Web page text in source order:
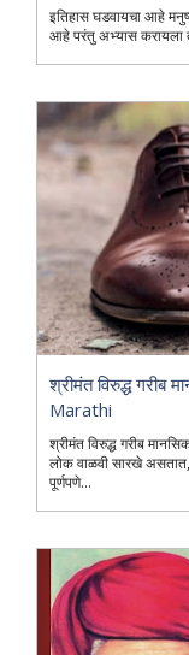
इतिहास घडवायचा आहे
आहे परंतु अभ्यास करायला
श्रीमंत विरुद्ध
Marathi
श्रीमंत विरुद्ध गरीब
लोक वाळवी सारखे
पूर्णपणे...